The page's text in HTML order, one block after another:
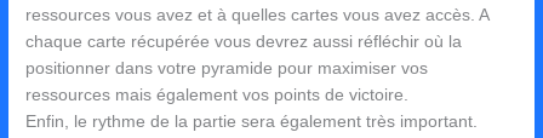
ressources vous avez et à quelles cartes vous avez accès. A
chaque carte récupérée vous devrez aussi réfléchir où la
positionner dans votre pyramide pour maximiser vos
ressources mais également vos points de victoire.
Enfin, le rythme de la partie sera également très important.